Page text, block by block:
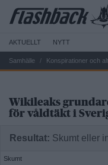
AKTUELLT NYTT
Samhälle Konspirationer och
Wikileaks
för våldtäkt i
Resultat: Skumt eller
Skumt